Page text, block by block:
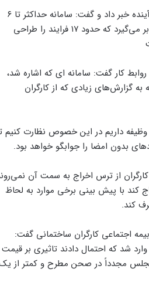
معاون روابط کار وزارت کار، از عملیاتی شدن سامانه جامع روابط کار تا ۶ ماه آینده خبر داد و گفت: سامانه حداکثر تا ۶
ماه آینده به طور کامل عملیاتی می شود.این سامانه بیش از ۵۳ فرایند را در بر می‌گیرد که حدود ۱۷ فرایند را طراحی
کار گفت: سامانه ای که اشاره شد،
گزارش‌های زیادی که از کارگران
داریم در این خصوص نظارت کنیم
از ترس اخراج به سمت آن
کند با پیش بینی برخی موارد به لحاظ
کند.
اجتماعی کارگران ساختمانی گفت:
شد که احتمال دادند تاثیری بر قیمت
مجدداً در صحن مطرح و کمتر از